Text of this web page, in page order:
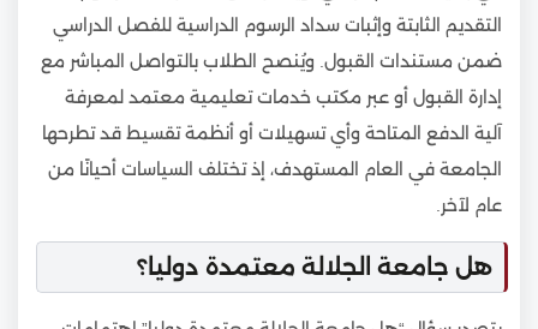
التقديم الثابتة وإثبات سداد الرسوم الدراسية للفصل الدراسي
ضمن مستندات القبول. ويُنصح الطلاب بالتواصل المباشر مع
إدارة القبول أو عبر مكتب خدمات تعليمية معتمد لمعرفة
آلية الدفع المتاحة وأي تسهيلات أو أنظمة تقسيط قد تطرحها
الجامعة في العام المستهدف، إذ تختلف السياسات أحيانًا من
عام لآخر.
هل جامعة الجلالة معتمدة دوليا؟